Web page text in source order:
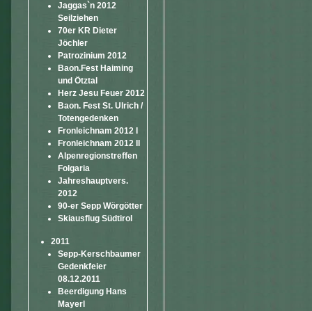
Jaggas`n 2012
Seilziehen
70er KR Dieter
Jöchler
Patrozinium 2012
Baon.Fest Haiming
und Ötztal
Herz Jesu Feuer 2012
Baon. Fest St. Ulrich /
Totengedenken
Fronleichnam 2012 I
Fronleichnam 2012 II
Alpenregionstreffen
Folgaria
Jahreshauptvers.
2012
90-er Sepp Wörgötter
Skiausflug Südtirol
2011
Sepp-Kerschbaumer
Gedenkfeier
08.12.2011
Beerdigung Hans
Mayerl